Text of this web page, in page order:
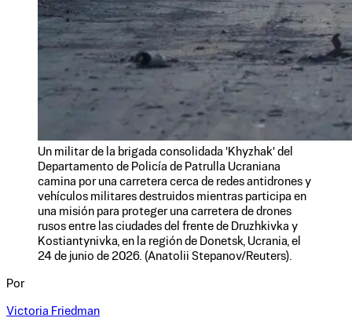
Un militar de la brigada consolidada 'Khyzhak' del
Departamento de Policía de Patrulla Ucraniana
camina por una carretera cerca de redes antidrones y
vehículos militares destruidos mientras participa en
una misión para proteger una carretera de drones
rusos entre las ciudades del frente de Druzhkivka y
Kostiantynivka, en la región de Donetsk, Ucrania, el
24 de junio de 2026. (Anatolii Stepanov/Reuters).
Por
Victoria Friedman